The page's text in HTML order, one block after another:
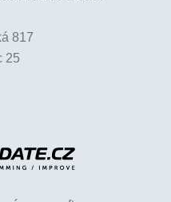
817
25